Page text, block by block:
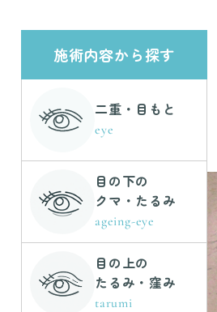
施術内容から探す
二重・目もと
eye
目の下の
クマ・たるみ
ageing-eye
目の上の
たるみ・窪み
tarumi